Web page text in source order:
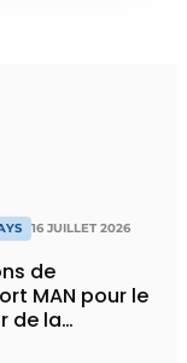
16 JUILLET 2026
de
MAN pour le
de la